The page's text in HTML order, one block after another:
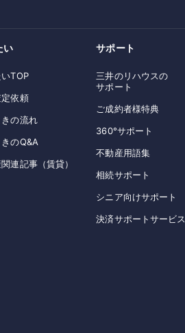
い
TOP
依頼
の流れ
のQ&A
連記事（賃貸）
サポート
三井のリハウスの
サポート
ご成約者様特典
360°サポート
不動産用語集
相続サポート
シニア向けサポート
決済サポートサービス